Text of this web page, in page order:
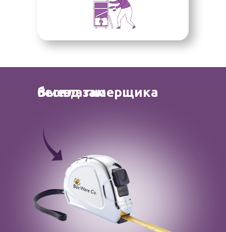
Выезд замерщика бесплатно